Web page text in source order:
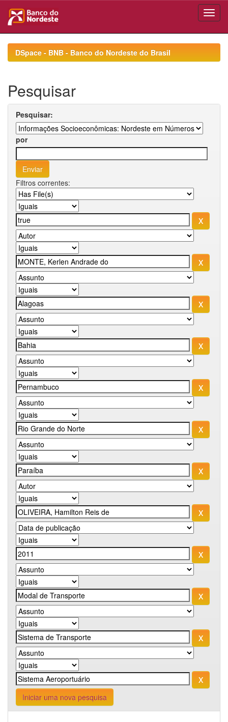
navigationDSpace - BNB - Banco do Nordeste do Brasil
Pesquisar
Pesquisar:
por
Filtros correntes:
Iniciar uma nova pesquisa